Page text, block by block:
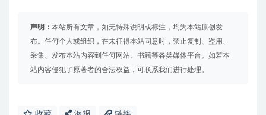
声明： 本站所有文章，如无特殊说明或标注，均为本站原创发
布。任何个人或组织，在未征得本站同意时，禁止复制、盗用、
采集、发布本站内容到任何网站、书籍等各类媒体平台。如若本
站内容侵犯了原著者的合法权益，可联系我们进行处理。